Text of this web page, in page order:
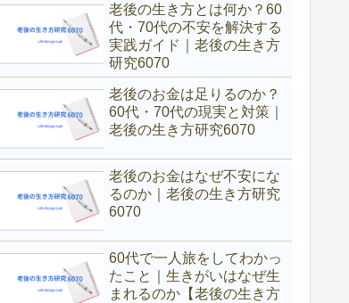
老後の生き方とは何か？60
代・70代の不安を解決する
実践ガイド｜老後の生き方
研究6070
老後のお金は足りるのか？
60代・70代の現実と対策｜
老後の生き方研究6070
老後のお金はなぜ不安にな
るのか｜老後の生き方研究
6070
60代で一人旅をしてわかっ
たこと｜生きがいはなぜ生
まれるのか【老後の生き方